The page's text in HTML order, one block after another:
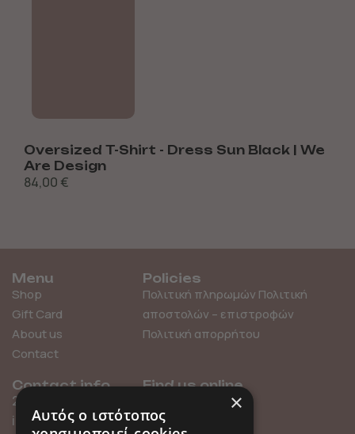
Oversized T-Shirt - Dress Sun Black | We
Are Design
84,00 €
Menu
Shop
Gift Card
About us
Contact
Policies
Πολιτική πληρωμών Πολιτική
αποστολών – επιστροφών
Πολιτική απορρήτου
Contact info
211 0101119
info@millefleurs.gr
Find us online
×
Αυτός ο ιστότοπος